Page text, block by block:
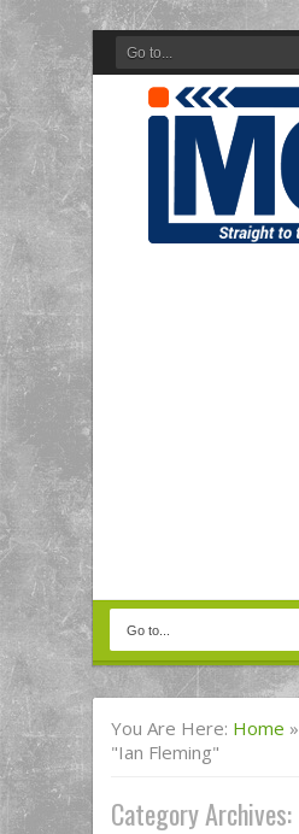
You Are Here: Home »
"Ian Fleming"
Category Archives: